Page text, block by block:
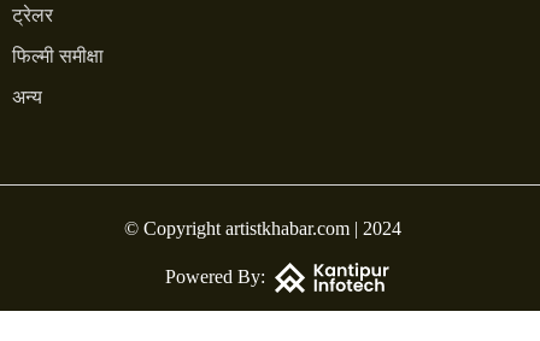
ट्रेलर
फिल्मी समीक्षा
अन्य
© Copyright artistkhabar.com | 2024
Powered By: